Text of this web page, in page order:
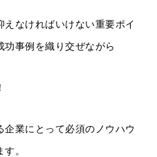
なければいけない重要ポイ
功事例を織り交ぜながら
業にとって必須のノウハウ
。